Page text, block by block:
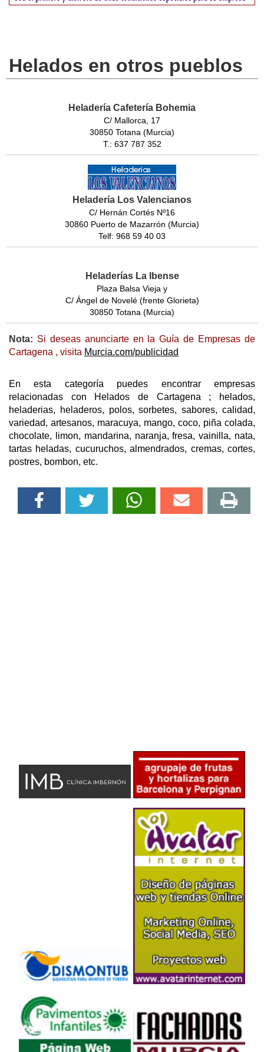
Helados en otros pueblos
Heladería Cafetería Bohemia
C/ Mallorca, 17
30850 Totana (Murcia)
T.: 637 787 352
Heladería Los Valencianos
C/ Hernán Cortés Nº16
30860 Puerto de Mazarrón (Murcia)
Telf: 968 59 40 03
Heladerías La Ibense
Plaza Balsa Vieja y
C/ Ángel de Novelé (frente Glorieta)
30850 Totana (Murcia)
Nota: Si deseas anunciarte en la Guía de Empresas de
Cartagena , visita Murcia.com/publicidad
En esta categoría puedes encontrar empresas
relacionadas con Helados de Cartagena ; helados,
heladerias, heladeros, polos, sorbetes, sabores, calidad,
variedad, artesanos, maracuya, mango, coco, piña colada,
chocolate, limon, mandarina, naranja, fresa, vainilla, nata,
tartas heladas, cucuruchos, almendrados, cremas, cortes,
postres, bombon, etc.